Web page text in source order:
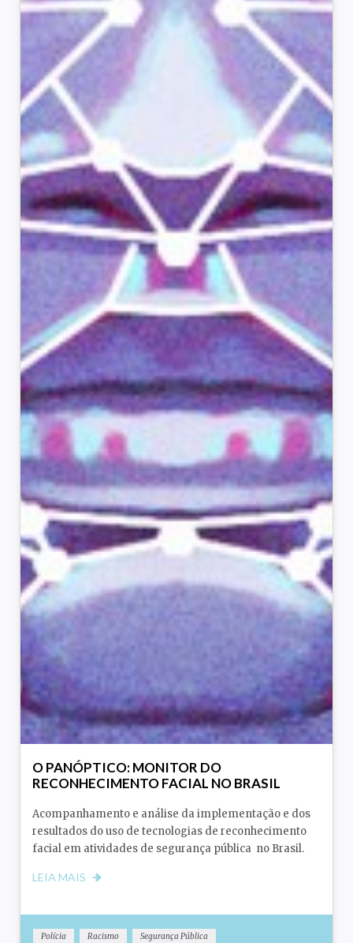
O PANÓPTICO: MONITOR DO
RECONHECIMENTO FACIAL NO BRASIL
Acompanhamento e análise da implementação e dos
resultados do uso de tecnologias de reconhecimento
facial em atividades de segurança pública no Brasil.
LEIA MAIS
Polícia Racismo Segurança Pública